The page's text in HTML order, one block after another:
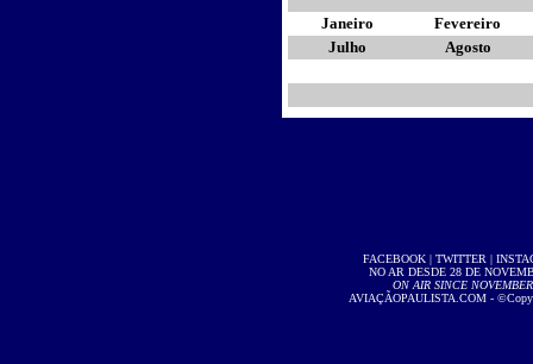
Janeiro
Fevereiro
Julho
Agosto
FACEBOOK| TWITTER |
NO AR DESDE 28 DE
ON AIR SINCE
AVIAÇÃOPAULISTA.COM -